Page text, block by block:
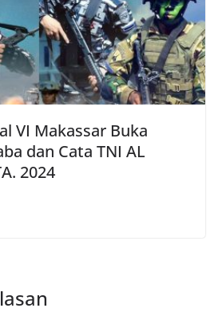
VI Makassar Buka
dan Cata TNI AL
2024